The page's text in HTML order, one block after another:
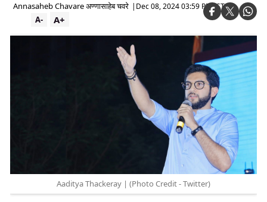
Annasaheb Chavare अण्णासाहेब चवरे | Dec 08, 2024 03:59 PM IST
A+
A-
Aaditya Thackeray | (Photo Credit - Twitter)